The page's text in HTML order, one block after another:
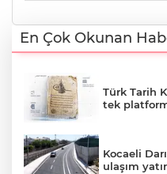
En Çok Okunan
Türk Tarih
tek
Kocaeli
ulaşım